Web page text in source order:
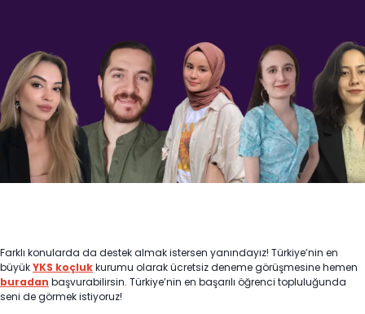
Farklı konularda da destek almak istersen yanındayız! Türkiye’nin en
büyükYKS koçlukkurumu olarak ücretsiz deneme görüşmesine hemen
buradan başvurabilirsin. Türkiye’nin en başarılı öğrenci topluluğunda
seni de görmek istiyoruz!